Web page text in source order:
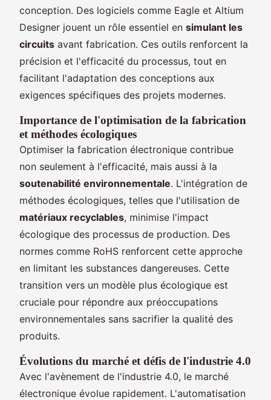
conception. Des logiciels comme Eagle et Altium
Designer jouent un rôle essentiel en simulant les
circuits avant fabrication. Ces outils renforcent la
précision et l'efficacité du processus, tout en
facilitant l'adaptation des conceptions aux
exigences spécifiques des projets modernes.
Importance de l'optimisation de la fabrication
et méthodes écologiques
Optimiser la fabrication électronique contribue
non seulement à l'efficacité, mais aussi à la
soutenabilité environnementale. L'intégration de
méthodes écologiques, telles que l'utilisation de
matériaux recyclables, minimise l'impact
écologique des processus de production. Des
normes comme RoHS renforcent cette approche
en limitant les substances dangereuses. Cette
transition vers un modèle plus écologique est
cruciale pour répondre aux préoccupations
environnementales sans sacrifier la qualité des
produits.
Évolutions du marché et défis de l'industrie 4.0
Avec l'avènement de l'industrie 4.0, le marché
électronique évolue rapidement. L'automatisation